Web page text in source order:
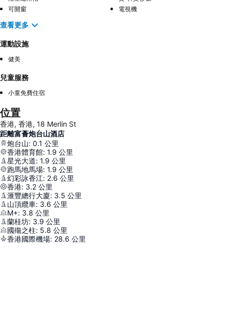
可開窗
電視機
查看更多
運動設施
健美
兒童服務
小童免費住宿
位置
香港, 香港, 18 Merlin St
距離富薈炮台山酒店
炮台山: 0.1 公里
香港體育館: 1.9 公里
星光大道: 1.9 公里
跑馬地馬場: 1.9 公里
幻彩詠香江: 2.6 公里
香港: 3.2 公里
滙豐總行大廈: 3.5 公里
山頂纜車: 3.6 公里
M+: 3.8 公里
蘭桂坊: 3.9 公里
國殤之柱: 5.8 公里
香港國際機場: 28.6 公里